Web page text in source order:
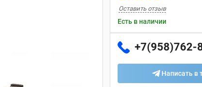
Оставить отзыв
Есть в наличии
+7(958)762-
Написать в